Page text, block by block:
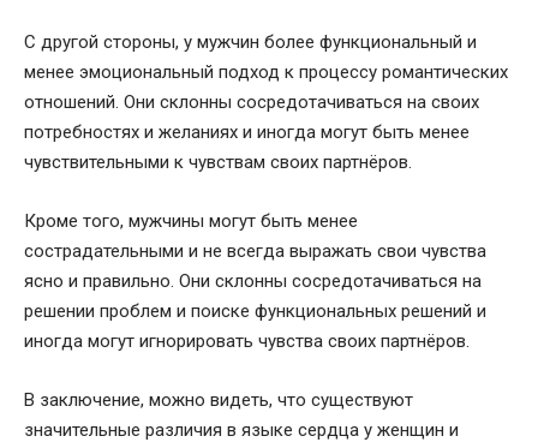
С другой стороны, у мужчин более функциональный и
менее эмоциональный подход к процессу романтических
отношений. Они склонны сосредотачиваться на своих
потребностях и желаниях и иногда могут быть менее
чувствительными к чувствам своих партнёров.
Кроме того, мужчины могут быть менее
сострадательными и не всегда выражать свои чувства
ясно и правильно. Они склонны сосредотачиваться на
решении проблем и поиске функциональных решений и
иногда могут игнорировать чувства своих партнёров.
В заключение, можно видеть, что существуют
значительные различия в языке сердца у женщин и